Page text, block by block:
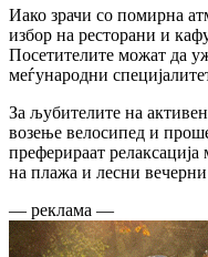
Иако зрачи со помирна
избор на ресторани и
Посетителите можат да
меѓународни
За љубителите на
возење велосипед и
преферираат
на плажа и лесни
— реклама —